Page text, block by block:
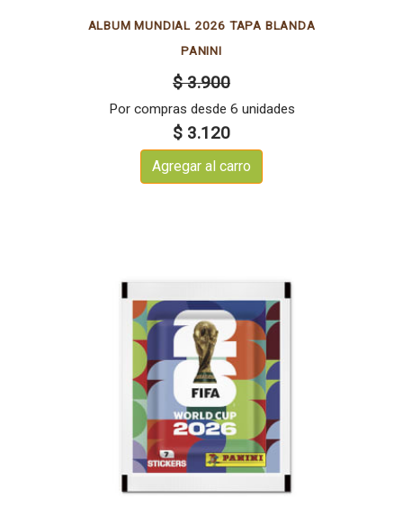
ALBUM MUNDIAL 2026 TAPA BLANDA
PANINI
$ 3.900
Por compras desde 6 unidades
$ 3.120
Agregar al carro